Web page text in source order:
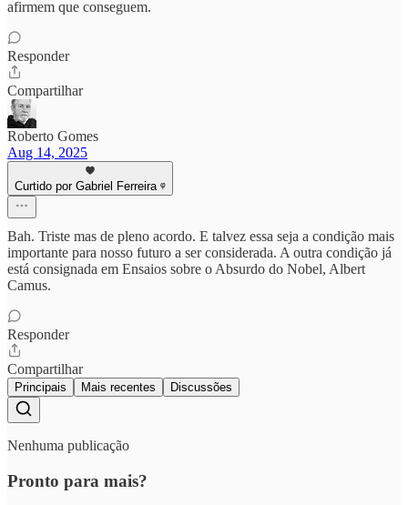
afirmem que conseguem.
Responder
Compartilhar
Roberto Gomes
Aug 14, 2025
Curtido por Gabriel Ferreira ᵠ
Bah. Triste mas de pleno acordo. E talvez essa seja a condição mais
importante para nosso futuro a ser considerada. A outra condição já
está consignada em Ensaios sobre o Absurdo do Nobel, Albert
Camus.
Responder
Compartilhar
Principais Mais recentes Discussões
Nenhuma publicação
Pronto para mais?